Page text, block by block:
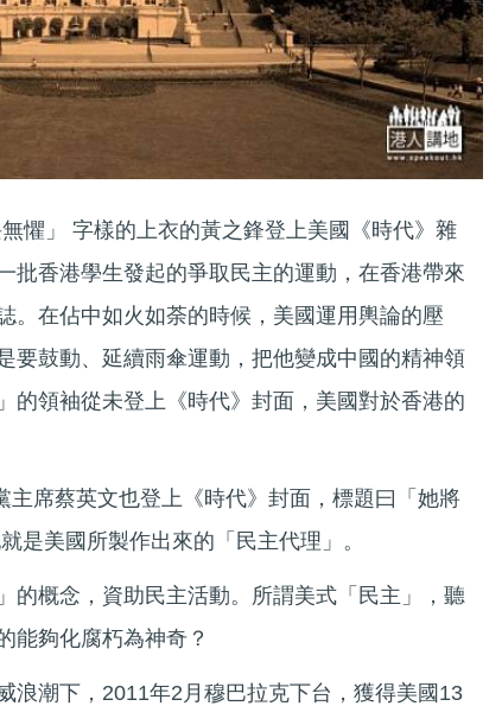
懼」 字樣的上衣的黃之鋒登上美國《時代》雜
批香港學生發起的爭取民主的運動，在香港帶來
。在佔中如火如荼的時候，美國運用輿論的壓
要鼓動、延續雨傘運動，把他變成中國的精神領
的領袖從未登上《時代》封面，美國對於香港的
席蔡英文也登上《時代》封面，標題曰「她將
是美國所製作出來的「民主代理」。
的概念，資助民主活動。所謂美式「民主」，聽
能夠化腐朽為神奇？
浪潮下，2011年2月穆巴拉克下台，獲得美國13